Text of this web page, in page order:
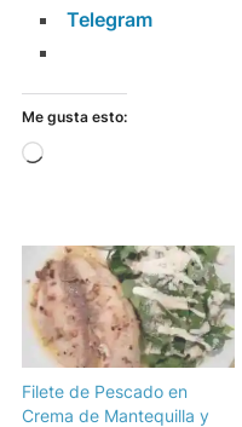
Telegram
Me gusta esto:
Cargando...
Filete de Pescado en
Crema de Mantequilla y